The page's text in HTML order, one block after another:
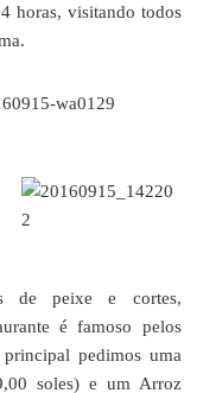
horas, visitando todos
de peixe e cortes,
é famoso pelos
pedimos uma
soles) e um Arroz